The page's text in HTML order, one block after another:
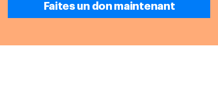
Faites un don maintenant